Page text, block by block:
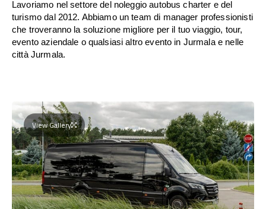
Lavoriamo nel settore del noleggio autobus charter e del
turismo dal 2012. Abbiamo un team di manager professionisti
che troveranno la soluzione migliore per il tuo viaggio, tour,
evento aziendale o qualsiasi altro evento in Jurmala e nelle
città Jurmala.
View Gallery